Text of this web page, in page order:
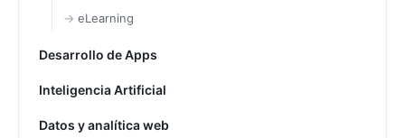
eLearning
Desarrollo de Apps
Inteligencia Artificial
Datos y analítica web